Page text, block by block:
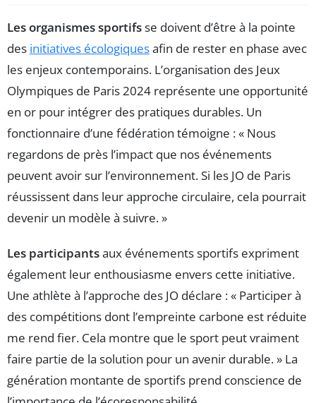
Les organismes sportifsse doivent d’être à la pointe
des initiatives écologiquesafin de rester en phase avec
les enjeux contemporains. L’organisation des Jeux
Olympiques de Paris 2024 représente une opportunité
en or pour intégrer des pratiques durables. Un
fonctionnaire d’une fédération témoigne : « Nous
regardons de près l’impact que nos événements
peuvent avoir sur l’environnement. Si les JO de Paris
réussissent dans leur approche circulaire, cela pourrait
devenir un modèle à suivre. »
Les participantsaux événements sportifs expriment
également leur enthousiasme envers cette initiative.
Une athlète à l’approche des JO déclare : « Participer à
des compétitions dont l’empreinte carbone est réduite
me rend fier. Cela montre que le sport peut vraiment
faire partie de la solution pour un avenir durable. » La
génération montante de sportifs prend conscience de